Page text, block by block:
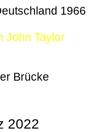
1966
John Taylor
Brücke
2022